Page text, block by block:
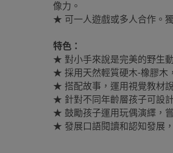
像力。
★ 可一人遊戲或多人合作。
特色：
★ 對小手來說是完美的野生
★ 採用天然輕質硬木-橡膠木
★ 搭配故事，運用視覺教材
★ 針對不同年齡層孩子可設
★ 鼓勵孩子運用玩偶演繹，
★ 發展口語閱讀和認知發展